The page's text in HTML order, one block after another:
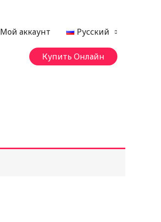
Мой аккаунт Русский
Купить Онлайн